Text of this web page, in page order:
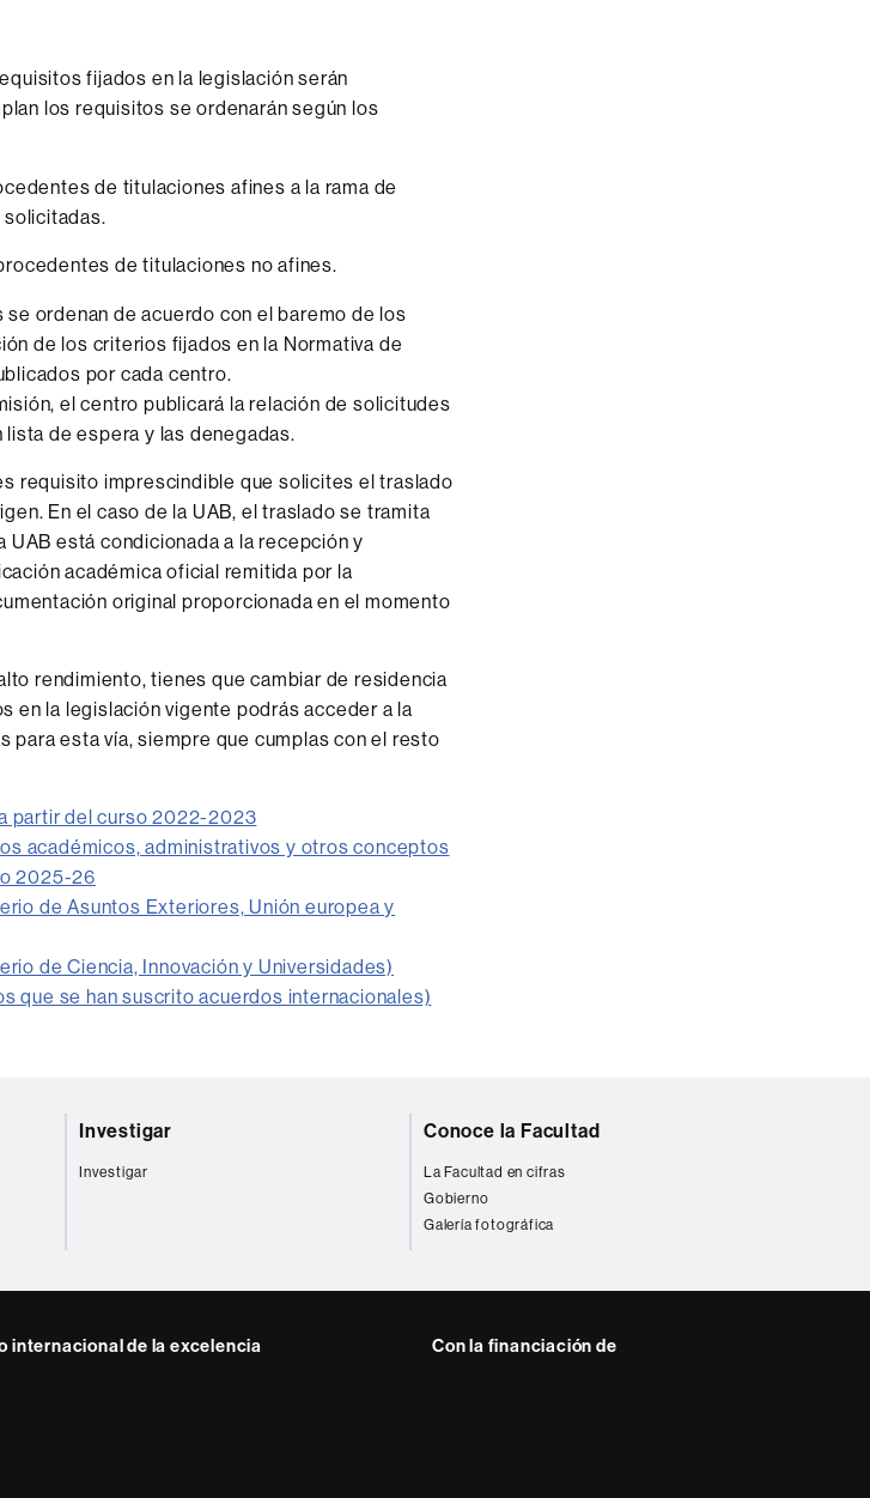
fijados en la legislación serán
los requisitos se ordenarán según los
de titulaciones afines a la rama de
de titulaciones no afines.
ordenan de acuerdo con el baremo de los
de los criterios fijados en la Normativa de
por cada centro.
el centro publicará la relación de solicitudes
de espera y las denegadas.
requisito imprescindible que solicites el traslado
En el caso de la UAB, el traslado se tramita
UAB está condicionada a la recepción y
académica oficial remitida por la
original proporcionada en el momento
rendimiento, tienes que cambiar de residencia
en la legislación vigente podrás acceder a la
para esta vía, siempre que cumplas con el resto
partir del curso 2022-2023
académicos, administrativos y otros conceptos
2025-26
de Asuntos Exteriores, Unión europea y
de Ciencia, Innovación y Universidades)
que se han suscrito acuerdos internacionales)
Investigar
Investigar
Conoce la Facultad
La Facultad en cifras
Gobierno
Galería fotográfica
internacional de la excelencia Con la financiación de